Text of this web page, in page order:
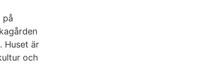
på
Huset är
och